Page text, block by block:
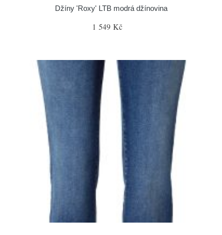
Džíny 'Roxy' LTB modrá džínovina
1 549 Kč